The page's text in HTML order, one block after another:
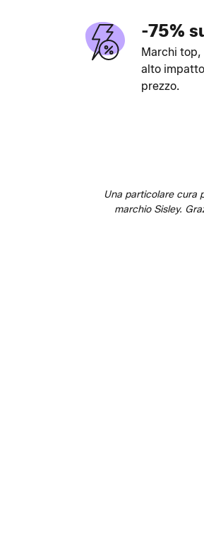
-75%
Marchi
alto
prezzo.
Una particolare cura
marchio Sisley.